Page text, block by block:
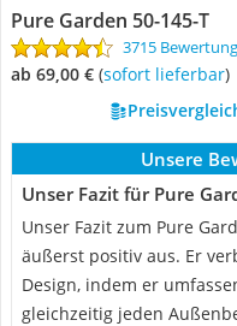
Pure Garden ‎50-145-T
3715
ab 69,00 € ( Sofort lieferbar)
Unsere
Unser Fazit für Pure
Unser Fazit zum Pure
äußerst positiv aus. Er
Design, indem er
gleichzeitig jeden